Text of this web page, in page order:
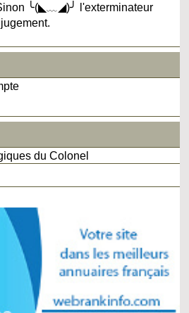
╰(◣﹏◢)╯ l'exterminateur
du Colonel